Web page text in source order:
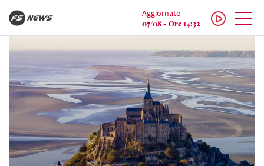
Aggiornato
07/08 - Ore 14:32